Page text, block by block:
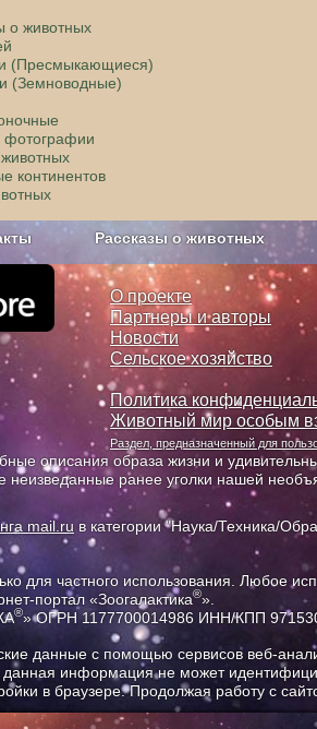
о животных
(Пресмыкающиеся)
(Земноводные)
фотографии
континентов
Рассказы о животных
О проекте
О проекте
Партнеры и авторы
Новости
Сельское хозяйство
Политика
Животный мир особым
Раздел, предназначенный для
описания образа жизни и
неизведанные ранее уголки нашей
mail.ru в категории "Наука/Техника/
частного использования. Любое
портал «Зоогалактика®».
®» ОГРН 1177700014986 ИНН/КПП
данные с помощью сервисов веб-
информация не может
в браузере. Продолжая работу с